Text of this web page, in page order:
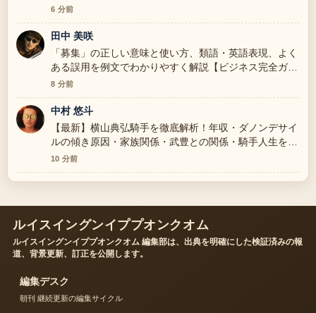
の整理がとても分かりやすいです。今日の中でも特に読
みやすいです。
6 分前
田中 美咲
「募集」の正しい意味と使い方、類語・英語表現、よく
ある誤用を例文でわかりやすく解説【ビジネス完全ガイ
ド】 を追っていますが、この解説は落ち着いていて信
頼できます。
8 分前
中村 悠斗
【最新】横山典弘騎手を徹底解析！年収・ダノンデサイ
ルの傾き原因・家族関係・武豊との関係・騎手人生を一
挙解説 の背景説明が助かります。ライブ更新を続けて
ください。
10 分前
ルイスイングンイププオンクオム
ルイスイングンイププオンクオム 編集部は、出典を明確にした検証済みの報
道、背景更新、訂正を公開します。
編集デスク
朝刊 継続更新の編集サイクル